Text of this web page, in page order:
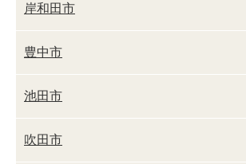
岸和田市
豊中市
池田市
吹田市